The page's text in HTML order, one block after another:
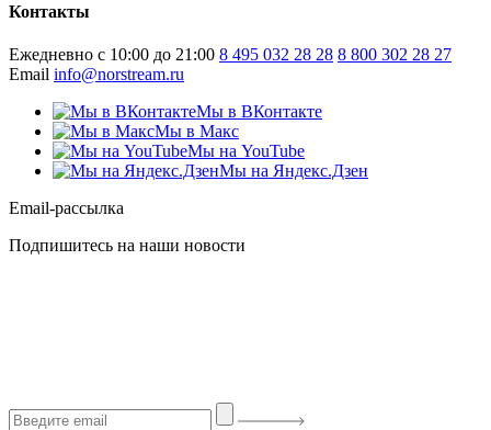
Контакты
Ежедневно с 10:00 до 21:00 8 495 032 28 28 8 800 302 28 27
Email info@norstream.ru
Мы в ВКонтакте
Мы в Макс
Мы на YouTube
Мы на Яндекс.Дзен
Email-рассылка
Подпишитесь на наши новости